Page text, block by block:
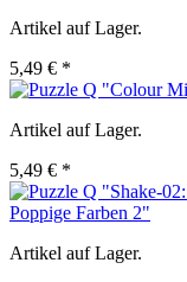
Artikel auf Lager.
5,49 € *
Artikel auf Lager.
5,49 € *
Poppige Farben 2"
Artikel auf Lager.